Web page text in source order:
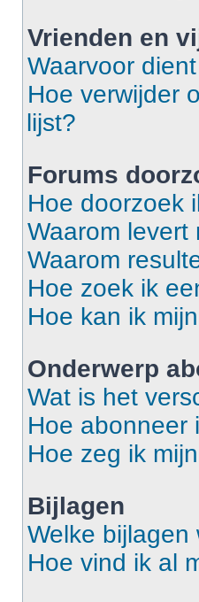
Vrienden en
Waarvoor
Hoe verwijder
lijst?
Forums
Hoe doorzoek
Waarom
Waarom
Hoe zoek ik
Hoe kan ik
Onderwerp
Wat is het
Hoe abonneer
Hoe zeg ik
Bijlagen
Welke
Hoe vind ik al